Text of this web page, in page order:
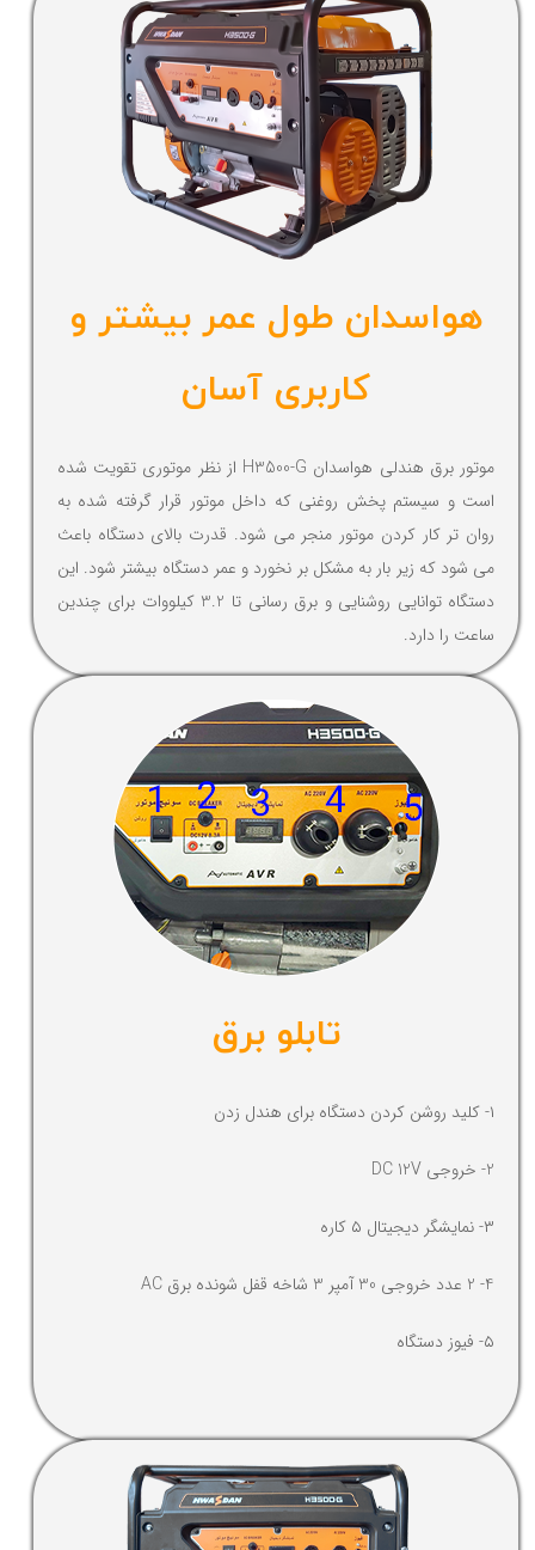
هواسدان طول عمر بیشتر و
کاربری آسان
موتور برق هندلی هواسدان H3500-G از نظر موتوری تقویت شده
است و سیستم پخش روغنی که داخل موتور قرار گرفته شده به
روان تر کار کردن موتور منجر می شود. قدرت بالای دستگاه باعث
می شود که زیر بار به مشکل بر نخورد و عمر دستگاه بیشتر شود. این
دستگاه توانایی روشنایی و برق رسانی تا 3.2 کیلووات برای چندین
ساعت را دارد.
تابلو برق
۱- کلید روشن کردن دستگاه برای هندل زدن
2- خروجی DC 12V
۳- نمایشگر دیجیتال ۵ کاره
4- 2 عدد خروجی 30 آمپر 3 شاخه قفل شونده برق AC
۵- فیوز دستگاه